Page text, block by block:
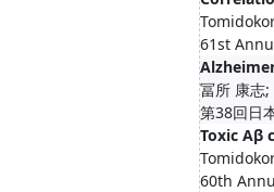
61st
Alzheimer
冨所 康志
第38回日
Toxic Aβ
60th